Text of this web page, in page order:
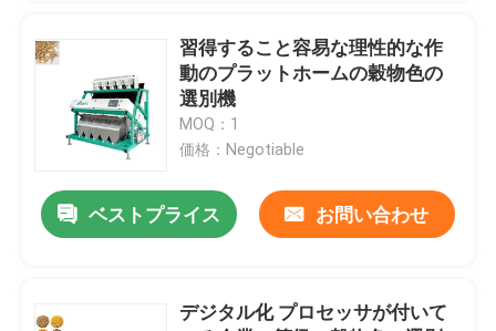
くだらない色の選別機
プラスチック色の選別機
ベルト色の選別機
赤外線分類機械
習得すること容易な理性的な作
動のプラットホームの穀物色の
選別機
MOQ：1
価格：Negotiable
ベストプライス お問い合わせ
デジタル化 プロセッサが付いて